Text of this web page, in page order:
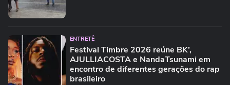
ENTRETÊ
Festival Timbre 2026 reúne BK’,
AJULLIACOSTA e NandaTsunami em
encontro de diferentes gerações do rap
brasileiro